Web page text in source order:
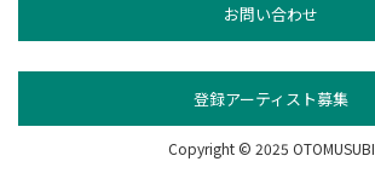
お問い合わせ
登録アーティスト募集
Copyright © 2025 OTOMUSUBI